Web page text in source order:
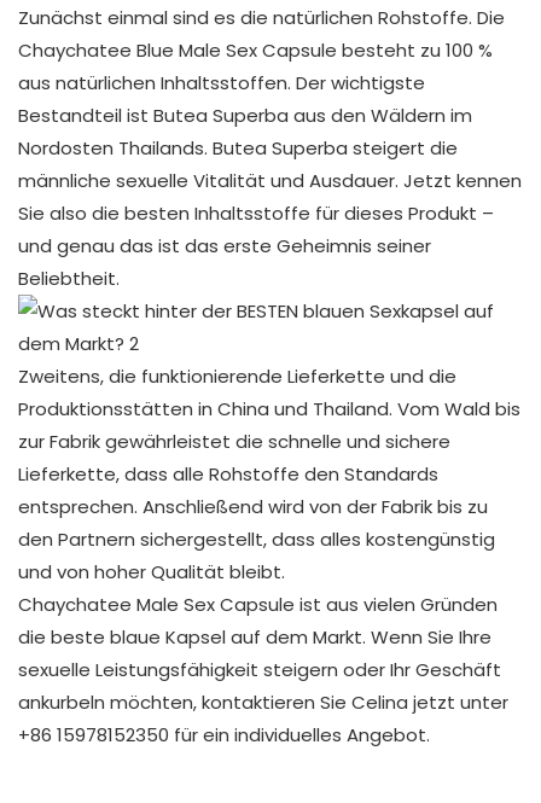
Zunächst einmal sind es die natürlichen Rohstoffe. Die
Chaychatee Blue Male Sex Capsule besteht zu 100 %
aus natürlichen Inhaltsstoffen. Der wichtigste
Bestandteil ist Butea Superba aus den Wäldern im
Nordosten Thailands. Butea Superba steigert die
männliche sexuelle Vitalität und Ausdauer. Jetzt kennen
Sie also die besten Inhaltsstoffe für dieses Produkt –
und genau das ist das erste Geheimnis seiner
Beliebtheit.
Zweitens, die funktionierende Lieferkette und die
Produktionsstätten in China und Thailand. Vom Wald bis
zur Fabrik gewährleistet die schnelle und sichere
Lieferkette, dass alle Rohstoffe den Standards
entsprechen. Anschließend wird von der Fabrik bis zu
den Partnern sichergestellt, dass alles kostengünstig
und von hoher Qualität bleibt.
Chaychatee Male Sex Capsule ist aus vielen Gründen
die beste blaue Kapsel auf dem Markt. Wenn Sie Ihre
sexuelle Leistungsfähigkeit steigern oder Ihr Geschäft
ankurbeln möchten, kontaktieren Sie Celina jetzt unter
+86 15978152350 für ein individuelles Angebot.